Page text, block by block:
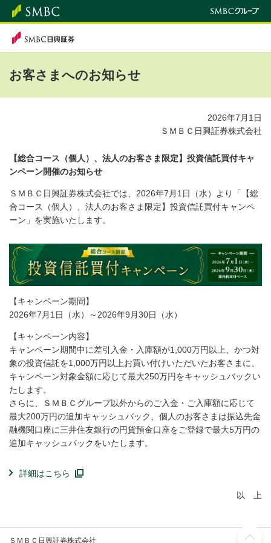
お客さまへのお知らせ
2026年7月1日
ＳＭＢＣ日興証券株式会社
【総合コース（個人）、法人のお客さま限定】投資信託買付キャ
ンペーン開催のお知らせ
ＳＭＢＣ日興証券株式会社では、2026年7月1日（水）より「【総
合コース（個人）、法人のお客さま限定】投資信託買付キャンペ
ーン」を実施いたします。
【キャンペーン期間】
2026年7月1日（水）～2026年9月30日（水）
【キャンペーン内容】
キャンペーン期間中に差引入金・入庫額が1,000万円以上、かつ対
象の投資信託を1,000万円以上お買い付けいただいたお客さまに、
キャンペーン対象金額に応じて最大250万円をキャッシュバックい
たします。
さらに、ＳＭＢＣグループ以外からのご入金・ご入庫額に応じて
最大200万円の追加キャッシュバック、個人のお客さまは振込先金
融機関口座に三井住友銀行の円貨預金口座をご登録で最大5万円の
追加キャッシュバックをいたします。
詳細はこちら
以 上
ＳＭＢＣ日興証券株式会社